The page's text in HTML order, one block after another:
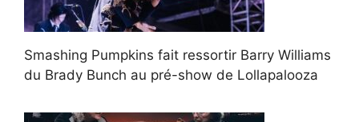
Smashing Pumpkins fait ressortir Barry Williams
du Brady Bunch au pré-show de Lollapalooza